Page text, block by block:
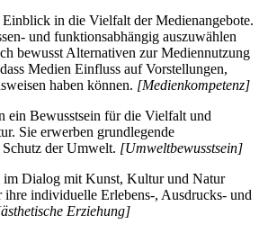
in die Vielfalt der Medienangebote.
und funktionsabhängig auszuwählen
bewusst Alternativen zur Mediennutzung
Medien Einfluss auf Vorstellungen,
haben können. [Medienkompetenz]
ein Bewusstsein für die Vielfalt und
Sie erwerben grundlegende
der Umwelt. [Umweltbewusstsein]
im Dialog mit Kunst, Kultur und Natur
individuelle Erlebens-, Ausdrucks- und
Erziehung]